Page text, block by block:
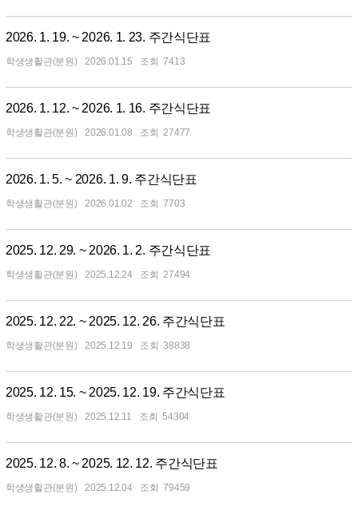
2026. 1. 19. ~ 2026. 1. 23. 주간식단표
학생생활관(분원) 2026.01.15 7413
2026. 1. 12. ~ 2026. 1. 16. 주간식단표
학생생활관(분원) 2026.01.08 27477
2026. 1. 5. ~ 2026. 1. 9. 주간식단표
학생생활관(분원) 2026.01.02 7703
2025. 12. 29. ~ 2026. 1. 2. 주간식단표
학생생활관(분원) 2025.12.24 27494
2025. 12. 22. ~ 2025. 12. 26. 주간식단표
학생생활관(분원) 2025.12.19 38838
2025. 12. 15. ~ 2025. 12. 19. 주간식단표
학생생활관(분원) 2025.12.11 54304
2025. 12. 8. ~ 2025. 12. 12. 주간식단표
학생생활관(분원) 2025.12.04 79459